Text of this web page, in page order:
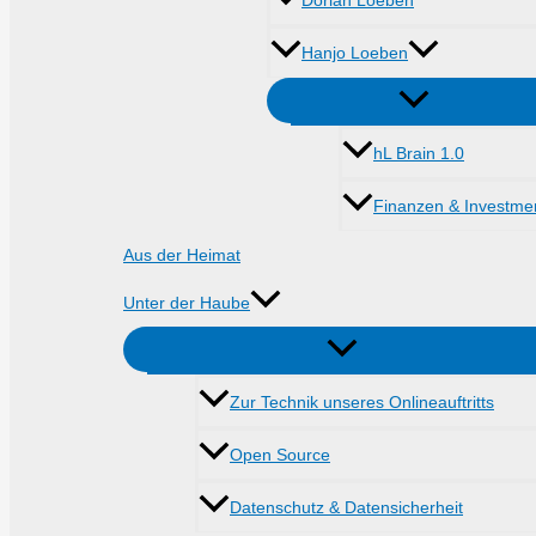
Hanjo Loeben
hL Brain 1.0
Finanzen &
Aus der Heimat
Unter der Haube
Zur Technik unseres Onlineauftritts
Open Source
Datenschutz & Datensicherheit